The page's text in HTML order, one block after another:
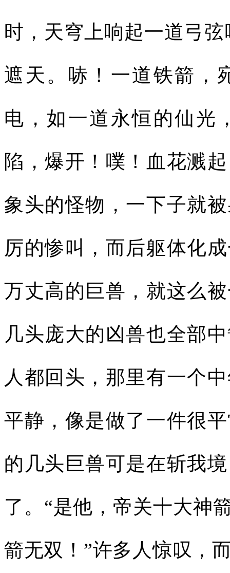
时，天穹上响起一道弓
遮天。哧！一道铁箭，
电，如一道永恒的仙光
陷，爆开！噗！血花溅
象头的怪物，一下子就
厉的惨叫，而后躯体化
万丈高的巨兽，就这么
几头庞大的凶兽也全部
人都回头，那里有一个
平静，像是做了一件很
的几头巨兽可是在斩我
了。“是他，帝关十大神
箭无双！”许多人惊叹，